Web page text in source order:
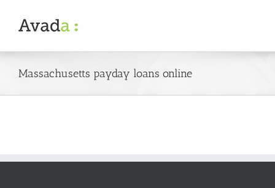
content
Massachusetts payday loans online